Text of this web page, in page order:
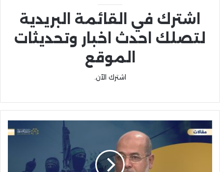
اشترك في القائمة البريدية
لتصلك احدث اخبار وتحديثات
الموقع
اشترك الآن.